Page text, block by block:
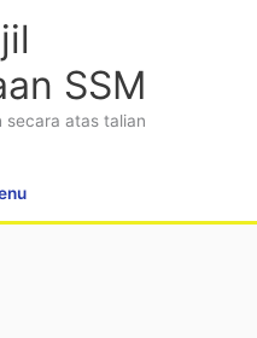
SSM
secara atas talian